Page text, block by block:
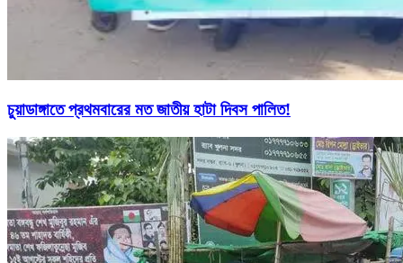
চুয়াডাঙ্গাতে প্রথমবারের মত জাতীয় হাটা দিবস পালিত!